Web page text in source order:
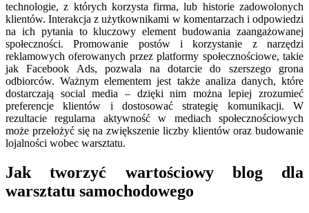
technologie, z których korzysta firma, lub historie zadowolonych
klientów. Interakcja z użytkownikami w komentarzach i odpowiedzi
na ich pytania to kluczowy element budowania zaangażowanej
społeczności. Promowanie postów i korzystanie z narzędzi
reklamowych oferowanych przez platformy społecznościowe, takie
jak Facebook Ads, pozwala na dotarcie do szerszego grona
odbiorców. Ważnym elementem jest także analiza danych, które
dostarczają social media – dzięki nim można lepiej zrozumieć
preferencje klientów i dostosować strategię komunikacji. W
rezultacie regularna aktywność w mediach społecznościowych
może przełożyć się na zwiększenie liczby klientów oraz budowanie
lojalności wobec warsztatu.
Jak tworzyć wartościowy blog dla
warsztatu samochodowego